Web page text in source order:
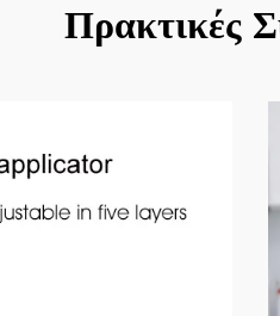
Πρακτικές